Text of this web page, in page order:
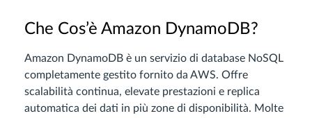
Che Cos’è Amazon DynamoDB?
Amazon DynamoDB è un servizio di database NoSQL
completamente gestito fornito da AWS. Offre
scalabilità continua, elevate prestazioni e replica
automatica dei dati in più zone di disponibilità. Molte